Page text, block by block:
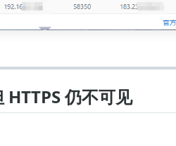
HTTPS 仍不可见